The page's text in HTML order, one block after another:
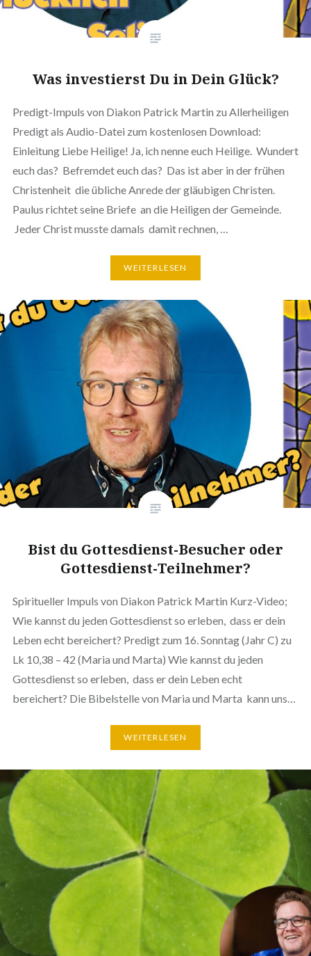
Was investierst Du in Dein Glück?
Predigt-Impuls von Diakon Patrick Martin zu Allerheiligen
Predigt als Audio-Datei zum kostenlosen Download:
Einleitung Liebe Heilige! Ja, ich nenne euch Heilige. Wundert
euch das? Befremdet euch das? Das ist aber in der frühen
Christenheit die übliche Anrede der gläubigen Christen.
Paulus richtet seine Briefe an die Heiligen der Gemeinde.
Jeder Christ musste damals damit rechnen, …
WEITERLESEN
Bist du Gottesdienst-Besucher oder
Gottesdienst-Teilnehmer?
Spiritueller Impuls von Diakon Patrick Martin Kurz-Video;
Wie kannst du jeden Gottesdienst so erleben, dass er dein
Leben echt bereichert? Predigt zum 16. Sonntag (Jahr C) zu
Lk 10,38 – 42 (Maria und Marta) Wie kannst du jeden
Gottesdienst so erleben, dass er dein Leben echt
bereichert? Die Bibelstelle von Maria und Marta kann uns…
WEITERLESEN